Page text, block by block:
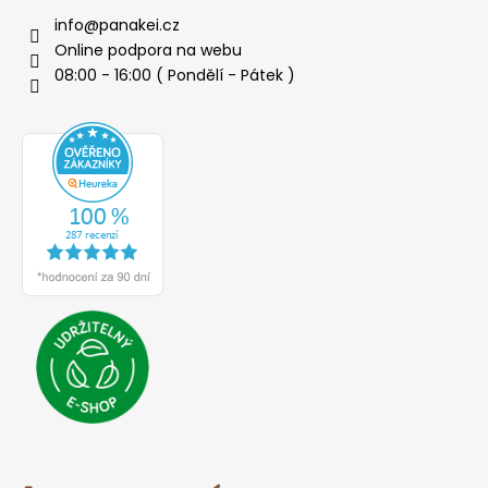
info@panakei.cz
Online podpora na webu
08:00 - 16:00 ( Pondělí - Pátek )